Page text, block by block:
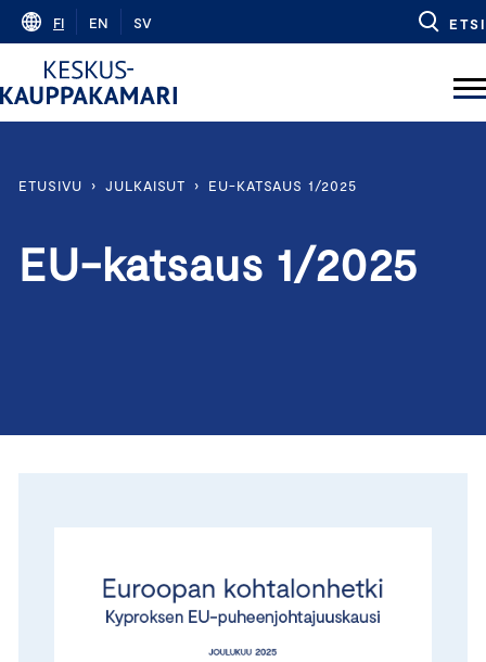
Skip
content
FI EN SV ETSI
ETUSIVU › JULKAISUT › EU-KATSAUS 1/2025
EU-katsaus 1/2025